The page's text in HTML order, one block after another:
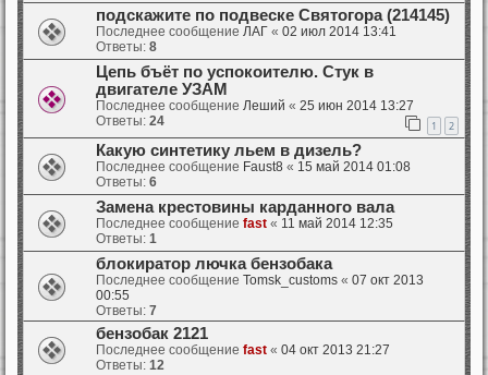
подскажите по подвеске Святогора (214145)
Последнее сообщение ЛАГ « 02 июл 2014 13:41
Ответы: 8
Цепь бъёт по успокоителю. Стук в
двигателе УЗАМ
Последнее сообщение Леший « 25 июн 2014 13:27
Ответы: 24 1 2
Какую синтетику льем в дизель?
Последнее сообщение Faust8 « 15 май 2014 01:08
Ответы: 6
Замена крестовины карданного вала
Последнее сообщение fast « 11 май 2014 12:35
Ответы: 1
блокиратор лючка бензобака
Последнее сообщение Tomsk_customs « 07 окт 2013
00:55
Ответы: 7
бензобак 2121
Последнее сообщение fast « 04 окт 2013 21:27
Ответы: 12